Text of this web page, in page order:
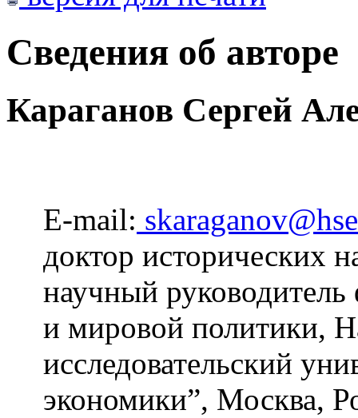
Сведения об авторе
Караганов Сергей
E-mail:
доктор исторических
научный
и мировой политики,
исследовательский
экономики”, Москва,